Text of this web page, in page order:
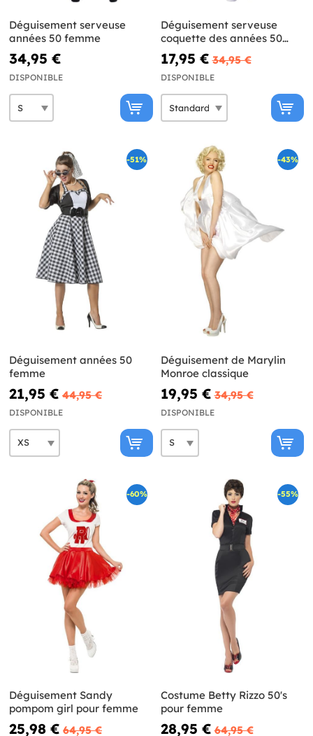
Déguisement serveuse
années 50 femme
34,95 €
DISPONIBLE
Déguisement serveuse
coquette des années 50
femme
17,95 € 34,95 €
DISPONIBLE
-51%
Déguisement années 50
femme
21,95 € 44,95 €
DISPONIBLE
-43%
Déguisement de Marylin
Monroe classique
19,95 € 34,95 €
DISPONIBLE
-60%
Déguisement Sandy
pompom girl pour femme
25,98 € 64,95 €
-55%
Costume Betty Rizzo 50's
pour femme
28,95 € 64,95 €